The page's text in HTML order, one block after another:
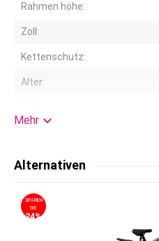
Rahmen höhe:
Zoll:
Kettenschutz:
Alter:
Korb/Träger:
Fahrradständer:
Lenkerhöhe einstellbar:
Mehr 
Alternativen
SPAREN
SIE
24%